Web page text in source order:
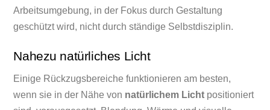
Arbeitsumgebung, in der Fokus durch Gestaltung
geschützt wird, nicht durch ständige Selbstdisziplin.
Nahezu natürliches Licht
Einige Rückzugsbereiche funktionieren am besten,
wenn sie in der Nähe von natürlichem Licht positioniert